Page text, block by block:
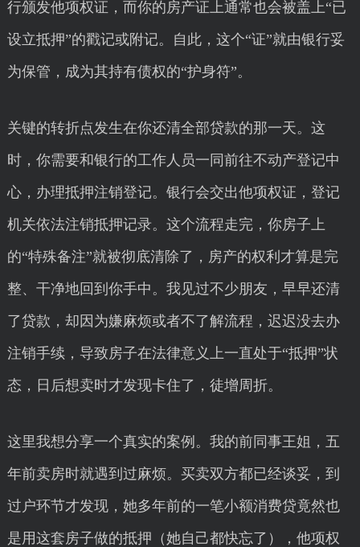
行颁发他项权证，而你的房产证上通常也会被盖上“已
设立抵押”的戳记或附记。自此，这个“证”就由银行妥
为保管，成为其持有债权的“护身符”。
关键的转折点发生在你还清全部贷款的那一天。这
时，你需要和银行的工作人员一同前往不动产登记中
心，办理抵押注销登记。银行会交出他项权证，登记
机关依法注销抵押记录。这个流程走完，你房子上
的“特殊备注”就被彻底清除了，房产的权利才算是完
整、干净地回到你手中。我见过不少朋友，早早还清
了贷款，却因为嫌麻烦或者不了解流程，迟迟没去办
注销手续，导致房子在法律意义上一直处于“抵押”状
态，日后想卖时才发现卡住了，徒增周折。
这里我想分享一个真实的案例。我的前同事王姐，五
年前卖房时就遇到过麻烦。买卖双方都已经谈妥，到
过户环节才发现，她多年前的一笔小额消费贷竟然也
是用这套房子做的抵押（她自己都快忘了），他项权